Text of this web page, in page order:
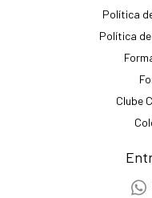
Política
Política
Clube